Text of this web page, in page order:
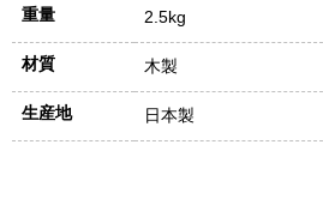
重量 2.5kg
材質 木製
生産地 日本製